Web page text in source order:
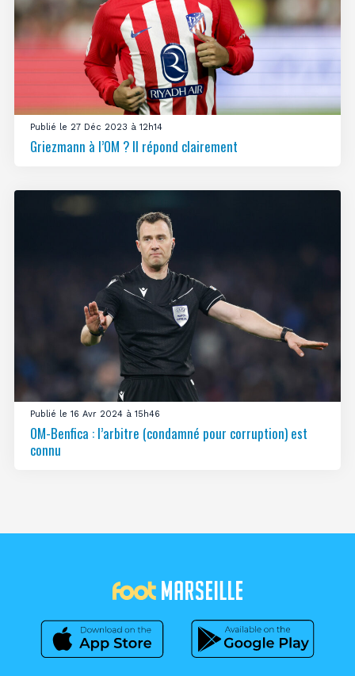
Publié le 27 Déc 2023 à 12h14
Griezmann à l’OM ? Il répond clairement
Publié le 16 Avr 2024 à 15h46
OM-Benfica : l’arbitre (condamné pour corruption) est
connu